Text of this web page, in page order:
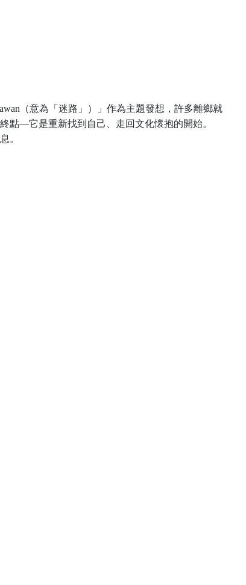
（意為「迷路」）」作為主題發想，許多離鄉就
點—它是重新找到自己、走回文化懷抱的開始。
。